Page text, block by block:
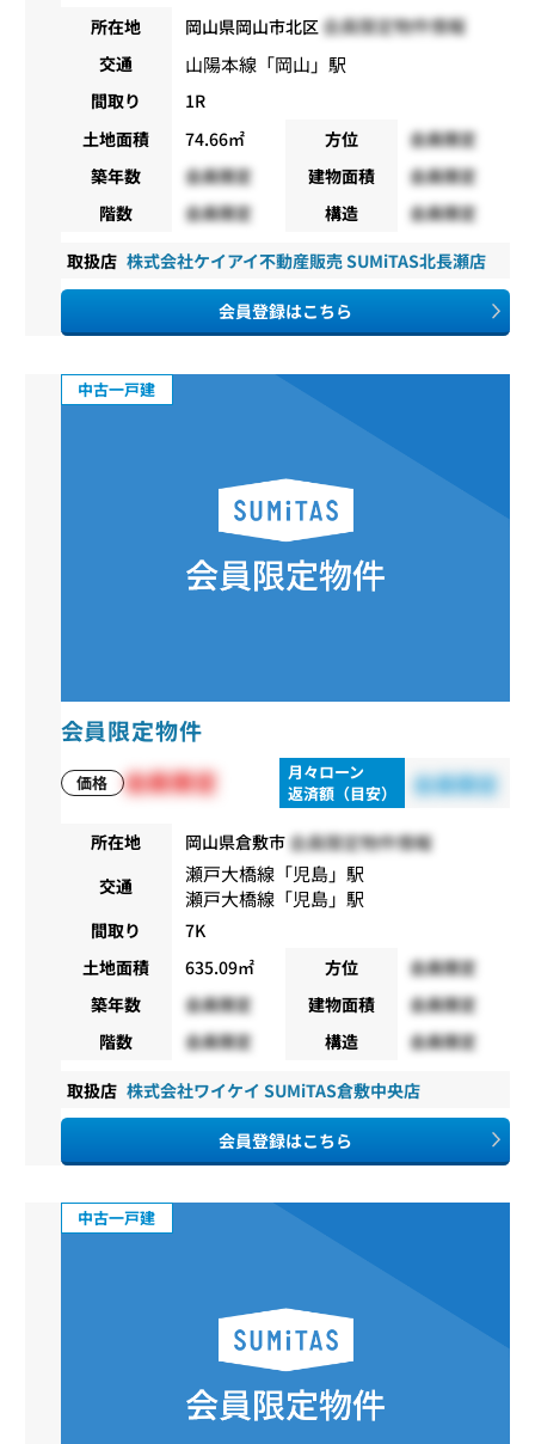
所在地 岡山県岡山市北区 会員限定物件情報
交通 山陽本線 「岡山 」駅
間取り
1R
土地面積
74.66㎡ 方位
会員限定
築年数
会員限定 建物面積
会員限定
階数
会員限定 構造 会員限定
取扱店 株式会社ケイアイ不動産販売 SUMiTAS北長瀬店
会員登録はこちら
中古一戸建
会員限定物件
価格 会員限定
月々ローン
返済額（目安）
会員限定
所在地 岡山県倉敷市会員限定物件情報
交通 瀬戸大橋線 「児島」駅
瀬戸大橋線 「児島」駅
間取り
7K
土地面積
635.09㎡ 方位
会員限定
築年数
会員限定 建物面積
会員限定
階数
会員限定 構造 会員限定
取扱店 株式会社ワイケイ SUMiTAS倉敷中央店
会員登録はこちら
中古一戸建